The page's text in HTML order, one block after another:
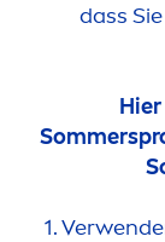
dass
1.